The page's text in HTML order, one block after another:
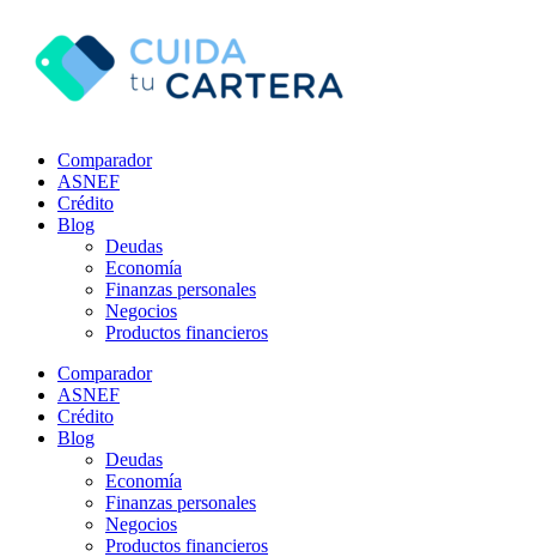
Comparador
ASNEF
Crédito
Blog
Deudas
Economía
Finanzas personales
Negocios
Productos financieros
Comparador
ASNEF
Crédito
Blog
Deudas
Economía
Finanzas personales
Negocios
Productos financieros